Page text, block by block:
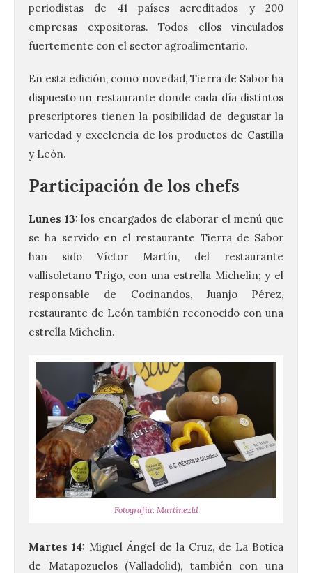
periodistas de 41 países acreditados y 200
empresas expositoras. Todos ellos vinculados
fuertemente con el sector agroalimentario.
En esta edición, como novedad, Tierra de Sabor ha
dispuesto un restaurante donde cada día distintos
prescriptores tienen la posibilidad de degustar la
variedad y excelencia de los productos de Castilla
y León.
Participación de los chefs
Lunes 13: los encargados de elaborar el menú que
se ha servido en el restaurante Tierra de Sabor
han sido Víctor Martín, del restaurante
vallisoletano Trigo, con una estrella Michelin; y el
responsable de Cocinandos, Juanjo Pérez,
restaurante de León también reconocido con una
estrella Michelin.
Fotografía: Martínezld
Martes 14: Miguel Ángel de la Cruz, de La Botica
de Matapozuelos (Valladolid), también con una